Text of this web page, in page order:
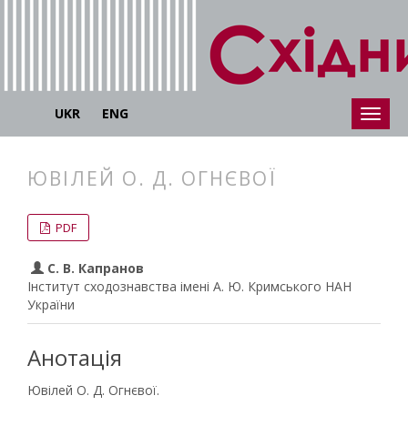
UKR ENG
ЮВІЛЕЙ О. Д. ОГНЄВОЇ
PDF
С. В. Капранов
Інститут сходознавства імені А. Ю. Кримського НАН
України
Анотація
Ювілей О. Д. Огнєвої.